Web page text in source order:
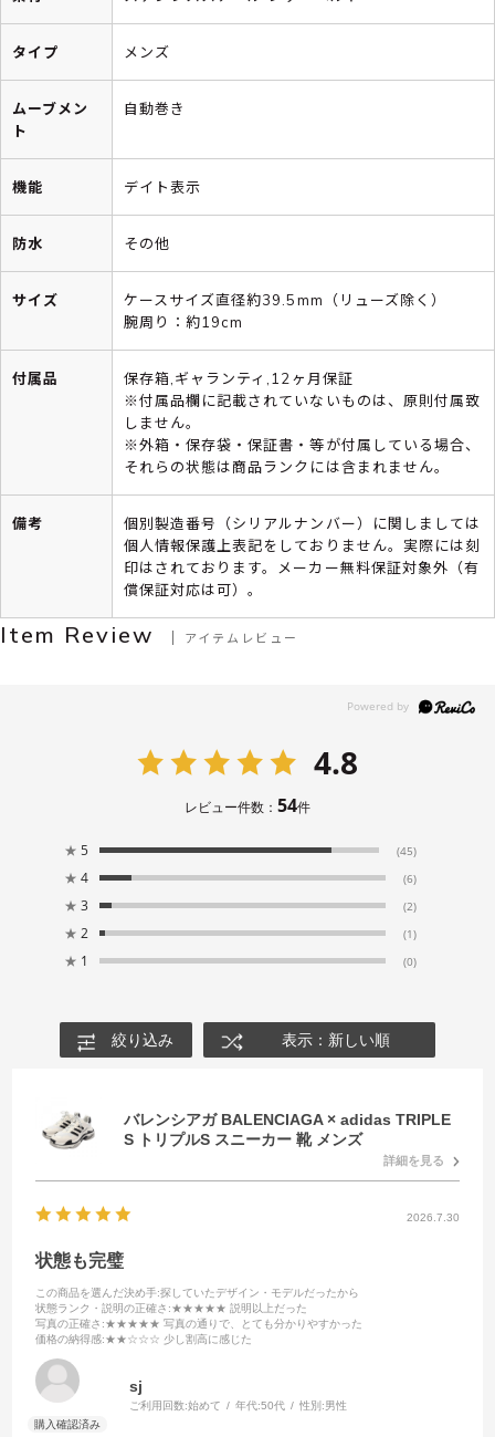
タイプ メンズ
ムーブメン
ト
自動巻き
機能 デイト表示
防水 その他
サイズ
ケースサイズ直径約39.5mm（リューズ除く）
腕周り：約19cm
付属品
保存箱,ギャランティ,12ヶ月保証
※付属品欄に記載されていないものは、原則付属致
しません。
※外箱・保存袋・保証書・等が付属している場合、
それらの状態は商品ランクには含まれません。
備考
個別製造番号（シリアルナンバー）に関しましては
個人情報保護上表記をしておりません。実際には刻
印はされております。メーカー無料保証対象外（有
償保証対応は可）。
Item Review アイテムレビュー
4.8
レビュー件数： 54件
★ 5 (45)
★ 4 (6)
★ 3 (2)
★ 2 (1)
★ 1 (0)
絞り込み 表示：新しい順
バレンシアガ BALENCIAGA × adidas TRIPLE
S トリプルS スニーカー 靴 メンズ
詳細を見る
2026.7.30
状態も完璧
この商品を選んだ決め手:探していたデザイン・モデルだったから
状態ランク・説明の正確さ :★★★★★ 説明以上だった
写真の正確さ :★★★★★ 写真の通りで、とても分かりやすかった
価格の納得感:★★☆☆☆ 少し割高に感じた
sj
ご利用回数:始めて 年代:50代 性別:男性